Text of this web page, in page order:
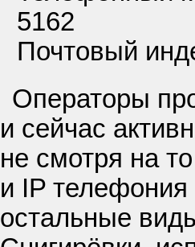
5162
Почтовый
Операторы
и сейчас
не смотря на
и IP
остальные